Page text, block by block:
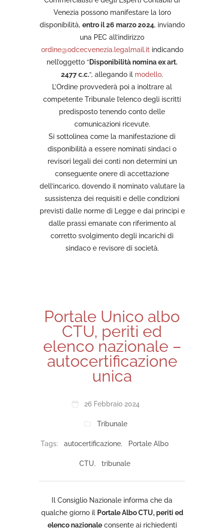
Venezia possono manifestare la loro
disponibilità, entro il 26 marzo 2024, inviando
una PEC all’indirizzo
ordine@odcecvenezia.legalmail.itindicando
nell’oggetto “ Disponibilità nomina ex art.
2477 c.c.“, allegando il modello.
L’Ordine provvederà poi a inoltrare al
competente Tribunale l’elenco degli iscritti
predisposto tenendo conto delle
comunicazioni ricevute.
Si sottolinea come la manifestazione di
disponibilità a essere nominati sindaci o
revisori legali dei conti non determini un
conseguente onere di accettazione
dell’incarico, dovendo il nominato valutare la
sussistenza dei requisiti e delle condizioni
previsti dalle norme di Legge e dai principi e
dalle prassi emanate con riferimento al
corretto svolgimento degli incarichi di
sindaco e revisore di società.
Portale Unico albo
CTU, periti ed
elenco nazionale –
autocertificazione
unica
26 Febbraio 2024
Tribunale
Tags: autocertificazione, Portale Albo
CTU, tribunale
Il Consiglio Nazionale informa che da
qualche giorno il Portale Albo CTU, periti ed
elenco nazionaleconsente ai richiedenti